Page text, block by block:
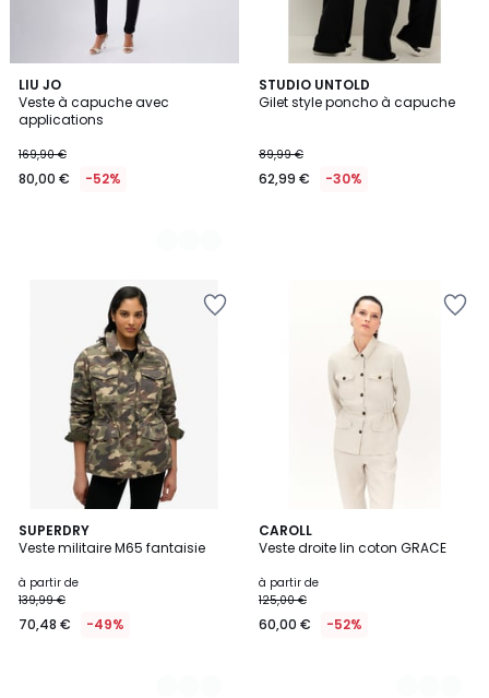
LIU JO
Veste à capuche avec
applications
169,90 €
80,00 € -52%
2
Couleurs
STUDIO UNTOLD
Gilet style poncho à capuche
89,99 €
62,99 € -30%
SUPERDRY
Veste militaire M65 fantaisie
à partir de
139,99 €
70,48 € -49%
2
Couleurs
CAROLL
Veste droite lin coton GRACE
à partir de
125,00 €
60,00 € -52%
3
Couleurs